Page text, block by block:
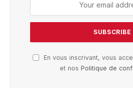
En vous inscrivant, vous
et nos Politique de